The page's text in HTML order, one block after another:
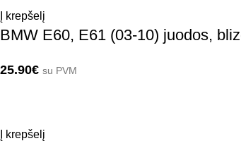
Į krepšelį
BMW E60, E61 (03-10) juodos,
25.90€ su PVM
Į krepšelį